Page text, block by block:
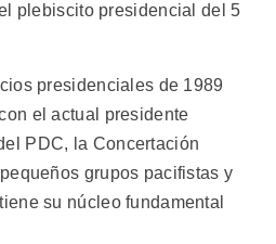
plebiscito presidencial del 5
presidenciales de 1989
el actual presidente
PDC, la Concertación
grupos pacifistas y
su núcleo fundamental